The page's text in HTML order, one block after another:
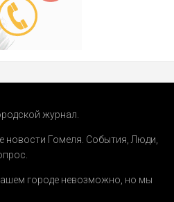
журнал.
новости Гомеля. События,Люди,
.
городе невозможно, но мы